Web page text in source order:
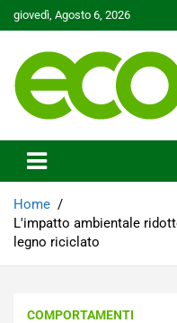
Skip
to
giovedì, Agosto 6, 2026
Ecoo.it
Home
L'impatto ambientale
legno riciclato
COMPORTAMENTI